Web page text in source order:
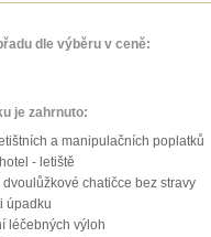
dle výběru v ceně:
je zahrnuto:
a manipulačních poplatků
- letiště
chatičce bez stravy
úpadku
léčebných výloh